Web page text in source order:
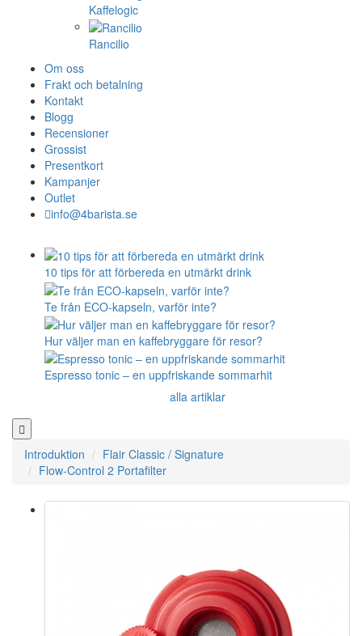
Kaffelogic
Rancilio
Om oss
Frakt och betalning
Kontakt
Blogg
Recensioner
Grossist
Presentkort
Kampanjer
Outlet
info@4barista.se
10 tips för att förbereda en utmärkt drink
Te från ECO-kapseln, varför inte?
Hur väljer man en kaffebryggare för resor?
Espresso tonic – en uppfriskande sommarhit
alla artiklar
Introduktion
Flair Classic / Signature
Flow-Control 2 Portafilter